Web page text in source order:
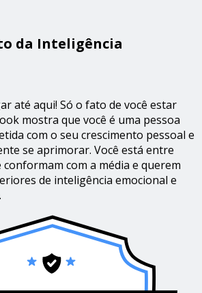
da Inteligência
até aqui! Só o fato de você estar
mostra que você é uma pessoa
com o seu crescimento pessoal e
se aprimorar. Você está entre
conformam com a média e querem
de inteligência emocional e